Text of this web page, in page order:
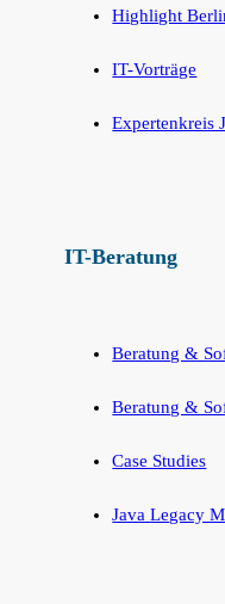
Highlight
IT-Vorträge
Expertenkreis
IT-Beratung
Beratung &
Beratung &
Case Studies
Java Legacy